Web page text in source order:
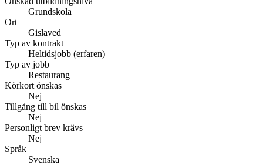
Grundskola
Ort
Gislaved
Typ av kontrakt
Heltidsjobb (erfaren)
Typ av jobb
Restaurang
Körkort önskas
Nej
Tillgång till bil önskas
Nej
Personligt brev krävs
Nej
Språk
Svenska